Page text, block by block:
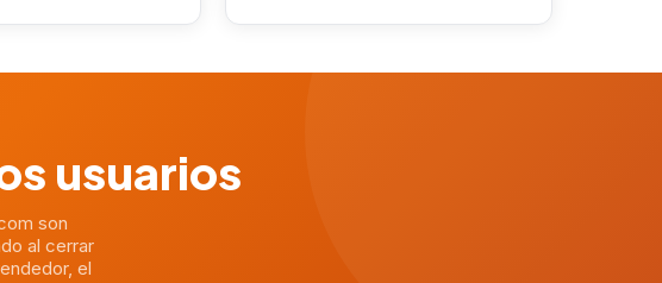
usuarios
son
al cerrar
el